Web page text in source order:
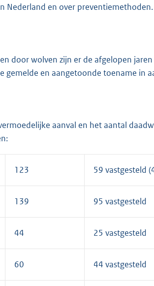
Nederland en over preventiemethoden.
door wolven zijn er de afgelopen
gemelde en aangetoonde toename in
aanval en het aantal
123 59 vastgesteld
139 95 vastgesteld
44 25 vastgesteld
60 44 vastgesteld